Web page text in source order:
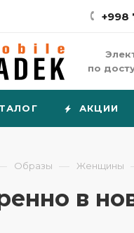
+998
по
АКЦИИ
Образы — Женщины
в